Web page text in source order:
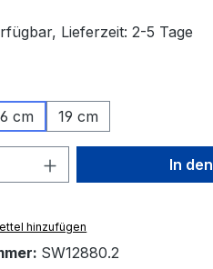
Lieferzeit: 2-5 Tage
cm 19 cm
Anzahl: Gib den
In
hinzufügen
SW12880.2